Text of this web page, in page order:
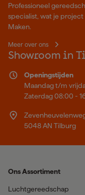
Professioneel
specialist, wat je
Maken.
Meer over ons
Showroom in
Openingstijden
Maandag t/m
Zaterdag 08:00 -
5048 AN Tilburg
Ons Assortiment
Luchtgereedschap